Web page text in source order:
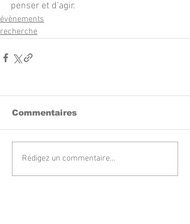
penser et d’agir.
évènements
recherche
Commentaires
Rédigez un commentaire...